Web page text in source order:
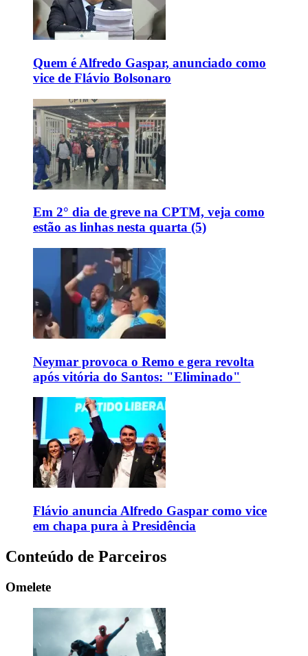
Quem é Alfredo Gaspar, anunciado como
vice de Flávio Bolsonaro
Em 2° dia de greve na CPTM, veja como
estão as linhas nesta quarta (5)
Neymar provoca o Remo e gera revolta
após vitória do Santos: "Eliminado"
Flávio anuncia Alfredo Gaspar como vice
em chapa pura à Presidência
Conteúdo de Parceiros
Omelete